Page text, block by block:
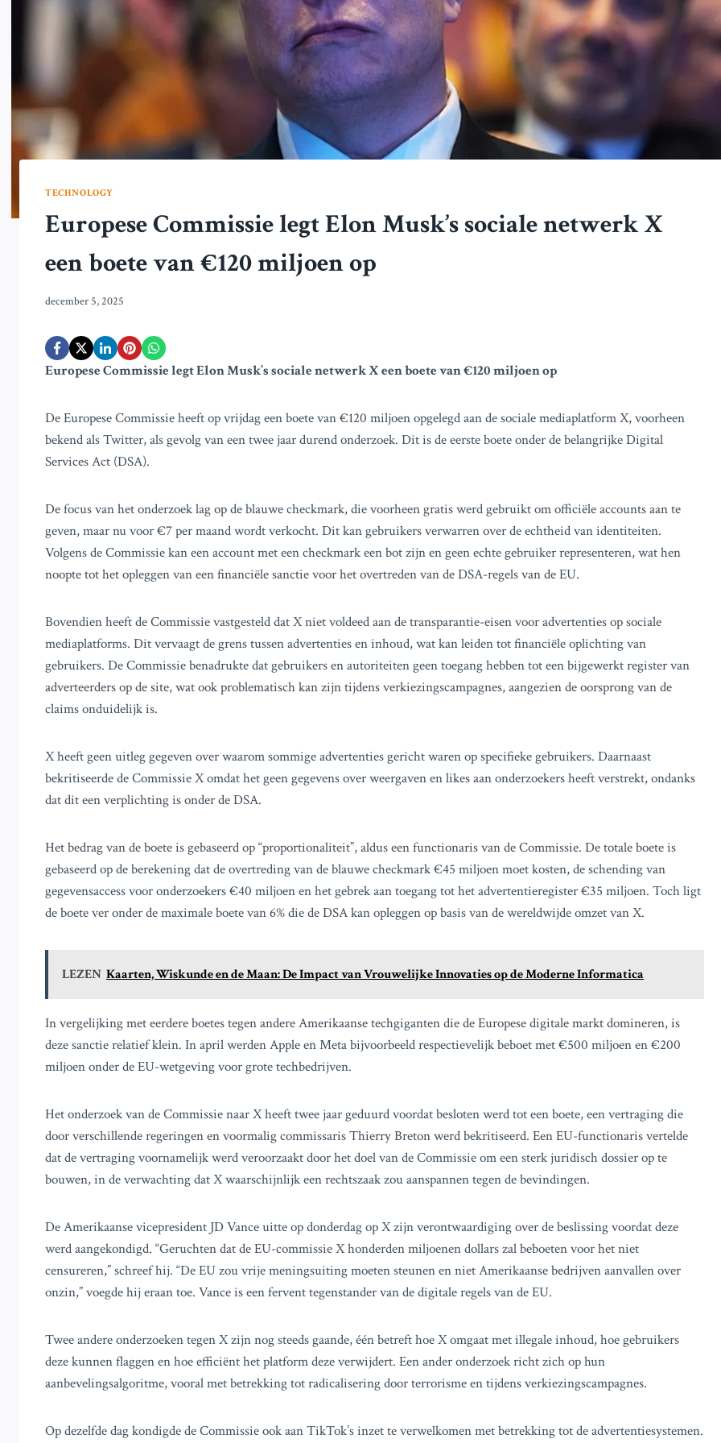
TECHNOLOGY
Europese Commissie legt Elon Musk’s sociale netwerk X
een boete van €120 miljoen op
december 5, 2025
Europese Commissie legt Elon Musk’s sociale netwerk X een boete van €120 miljoen op
De Europese Commissie heeft op vrijdag een boete van €120 miljoen opgelegd aan de sociale mediaplatform X, voorheen
bekend als Twitter, als gevolg van een twee jaar durend onderzoek. Dit is de eerste boete onder de belangrijke Digital
Services Act (DSA).
De focus van het onderzoek lag op de blauwe checkmark, die voorheen gratis werd gebruikt om officiële accounts aan te
geven, maar nu voor €7 per maand wordt verkocht. Dit kan gebruikers verwarren over de echtheid van identiteiten.
Volgens de Commissie kan een account met een checkmark een bot zijn en geen echte gebruiker representeren, wat hen
noopte tot het opleggen van een financiële sanctie voor het overtreden van de DSA-regels van de EU.
Bovendien heeft de Commissie vastgesteld dat X niet voldeed aan de transparantie-eisen voor advertenties op sociale
mediaplatforms. Dit vervaagt de grens tussen advertenties en inhoud, wat kan leiden tot financiële oplichting van
gebruikers. De Commissie benadrukte dat gebruikers en autoriteiten geen toegang hebben tot een bijgewerkt register van
adverteerders op de site, wat ook problematisch kan zijn tijdens verkiezingscampagnes, aangezien de oorsprong van de
claims onduidelijk is.
X heeft geen uitleg gegeven over waarom sommige advertenties gericht waren op specifieke gebruikers. Daarnaast
bekritiseerde de Commissie X omdat het geen gegevens over weergaven en likes aan onderzoekers heeft verstrekt, ondanks
dat dit een verplichting is onder de DSA.
Het bedrag van de boete is gebaseerd op “proportionaliteit”, aldus een functionaris van de Commissie. De totale boete is
gebaseerd op de berekening dat de overtreding van de blauwe checkmark €45 miljoen moet kosten, de schending van
gegevensaccess voor onderzoekers €40 miljoen en het gebrek aan toegang tot het advertentieregister €35 miljoen. Toch ligt
de boete ver onder de maximale boete van 6% die de DSA kan opleggen op basis van de wereldwijde omzet van X.
LEZEN Kaarten, Wiskunde en de Maan: De Impact van Vrouwelijke Innovaties op de Moderne Informatica
In vergelijking met eerdere boetes tegen andere Amerikaanse techgiganten die de Europese digitale markt domineren, is
deze sanctie relatief klein. In april werden Apple en Meta bijvoorbeeld respectievelijk beboet met €500 miljoen en €200
miljoen onder de EU-wetgeving voor grote techbedrijven.
Het onderzoek van de Commissie naar X heeft twee jaar geduurd voordat besloten werd tot een boete, een vertraging die
door verschillende regeringen en voormalig commissaris Thierry Breton werd bekritiseerd. Een EU-functionaris vertelde
dat de vertraging voornamelijk werd veroorzaakt door het doel van de Commissie om een sterk juridisch dossier op te
bouwen, in de verwachting dat X waarschijnlijk een rechtszaak zou aanspannen tegen de bevindingen.
De Amerikaanse vicepresident JD Vance uitte op donderdag op X zijn verontwaardiging over de beslissing voordat deze
werd aangekondigd. “Geruchten dat de EU-commissie X honderden miljoenen dollars zal beboeten voor het niet
censureren,” schreef hij. “De EU zou vrije meningsuiting moeten steunen en niet Amerikaanse bedrijven aanvallen over
onzin,” voegde hij eraan toe. Vance is een fervent tegenstander van de digitale regels van de EU.
Twee andere onderzoeken tegen X zijn nog steeds gaande, één betreft hoe X omgaat met illegale inhoud, hoe gebruikers
deze kunnen flaggen en hoe efficiënt het platform deze verwijdert. Een ander onderzoek richt zich op hun
aanbevelingsalgoritme, vooral met betrekking tot radicalisering door terrorisme en tijdens verkiezingscampagnes.
Op dezelfde dag kondigde de Commissie ook aan TikTok’s inzet te verwelkomen met betrekking tot de advertentiesystemen.